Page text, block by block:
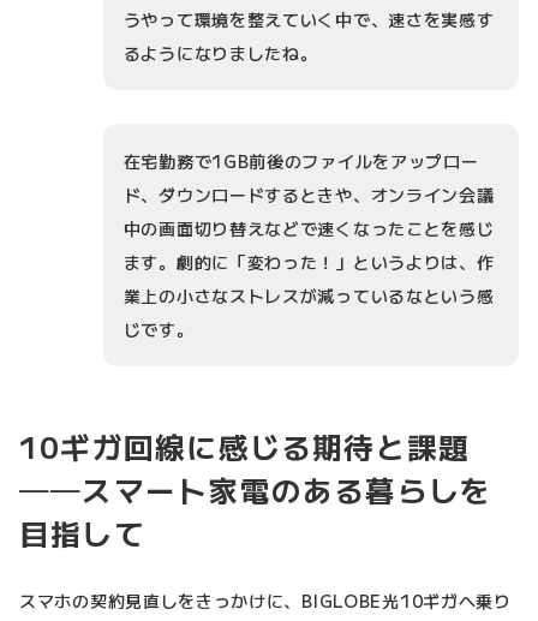
うやって環境を整えていく中で、速さを実感す
るようになりましたね。
在宅勤務で1GB前後のファイルをアップロー
ド、ダウンロードするときや、オンライン会議
中の画面切り替えなどで速くなったことを感じ
ます。劇的に「変わった！」というよりは、作
業上の小さなストレスが減っているなという感
じです。
10ギガ回線に感じる期待と課題
──スマート家電のある暮らしを
目指して
スマホの契約見直しをきっかけに、BIGLOBE光10ギガへ乗り